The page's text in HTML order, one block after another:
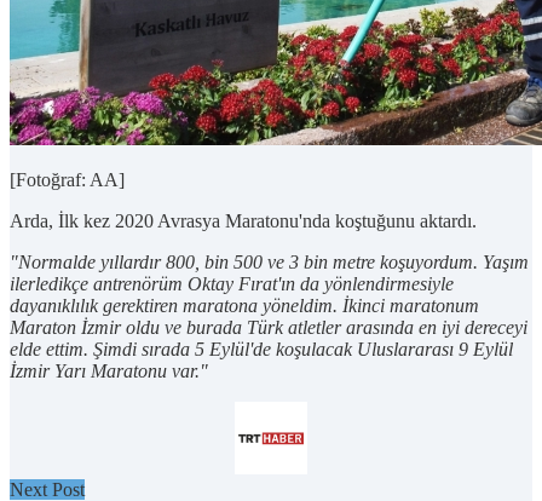
[Fotoğraf: AA]
Arda, İlk kez 2020 Avrasya Maratonu'nda koştuğunu aktardı.
"Normalde yıllardır 800, bin 500 ve 3 bin metre koşuyordum. Yaşım
ilerledikçe antrenörüm Oktay Fırat'ın da yönlendirmesiyle
dayanıklılık gerektiren maratona yöneldim. İkinci maratonum
Maraton İzmir oldu ve burada Türk atletler arasında en iyi dereceyi
elde ettim. Şimdi sırada 5 Eylül'de koşulacak Uluslararası 9 Eylül
İzmir Yarı Maratonu var."
Next Post